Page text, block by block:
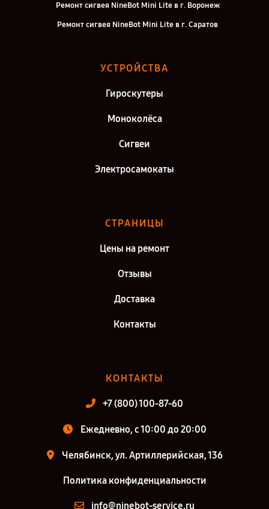
Ремонт сигвея NineBot Mini Lite в г. Воронеж
Ремонт сигвея NineBot Mini Lite в г. Саратов
Ремонт сигвея NineBot Mini Lite в г. Киров
Ремонт сигвея NineBot Mini Lite в г. Санкт-Петербург
УСТРОЙСТВА
Гироскутеры
Моноколёса
Сигвеи
Электросамокаты
СТРАНИЦЫ
Цены на ремонт
Отзывы
Доставка
Контакты
КОНТАКТЫ
+7 (800) 100-87-60
Ежедневно, с 10:00 до 20:00
Челябинск, ул. Артиллерийская, 136
Политика конфиденциальности
info@ninebot-service.ru